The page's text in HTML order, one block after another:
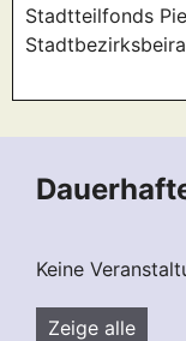
Stadtteilfonds
Keine
Zeige alle